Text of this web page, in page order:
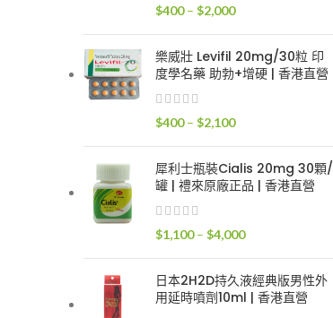
$2,400
$400 – $2,000價
範
圍：
$2,000
樂威壯 Levifil 20mg/30粒 印
度學名藥 助勃+增硬 | 香港直營
$400 – $2,100價
範
圍：
$2,100
犀利士瓶裝Cialis 20mg 30顆/
罐 | 禮來原廠正品 | 香港直營
$1,100 – $4,000價
範
圍：
日本2H2D持久液經典版男性外
用延時噴劑10ml | 香港直營